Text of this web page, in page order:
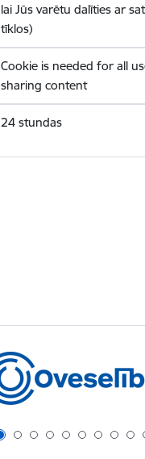
lai Jūs varētu dalīties ar
tīklos)
Cookie is needed for all
sharing content
24 stundas